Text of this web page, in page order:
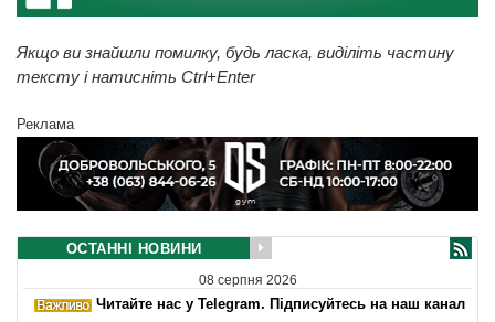
Якщо ви знайшли помилку, будь ласка, виділіть частину
тексту і натисніть Ctrl+Enter
Реклама
ОСТАННІ НОВИНИ
08 серпня 2026
Читайте нас у Telegram. Підписуйтесь на наш канал